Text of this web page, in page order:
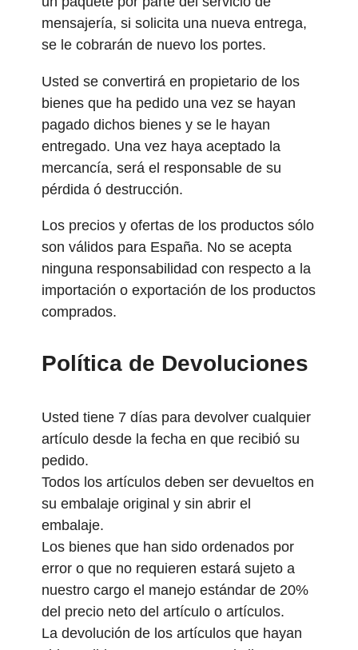
mensajería, si solicita una nueva entrega,
se le cobrarán de nuevo los portes.
Usted se convertirá en propietario de los
bienes que ha pedido una vez se hayan
pagado dichos bienes y se le hayan
entregado. Una vez haya aceptado la
mercancía, será el responsable de su
pérdida ó destrucción.
Los precios y ofertas de los productos sólo
son válidos para España. No se acepta
ninguna responsabilidad con respecto a la
importación o exportación de los productos
comprados.
Política de Devoluciones
Usted tiene 7 días para devolver cualquier
artículo desde la fecha en que recibió su
pedido.
Todos los artículos deben ser devueltos en
su embalaje original y sin abrir el
embalaje.
Los bienes que han sido ordenados por
error o que no requieren estará sujeto a
nuestro cargo el manejo estándar de 20%
del precio neto del artículo o artículos.
La devolución de los artículos que hayan